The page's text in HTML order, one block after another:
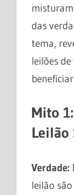
das
tema,
leilões
Mito
Leilão
Verdade:
leilão